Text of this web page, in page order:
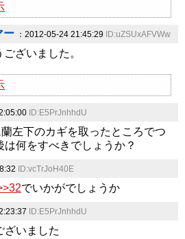
ー ：2012-05-24 21:45:29 ID:uZSUxAFVWw
ざいました。
ID:E5PrJnhhdU
左下のカギを取ったところでつ
何をすべきでしょうか？
ID:vcTrJoH40E
でいかがでしょうか
ID:E5PrJnhhdU
ざいました